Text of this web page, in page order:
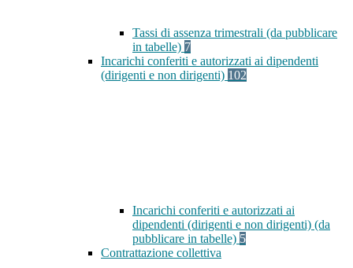
Tassi di assenza trimestrali (da pubblicare
in tabelle) 7
Incarichi conferiti e autorizzati ai dipendenti
(dirigenti e non dirigenti) 102
Incarichi conferiti e autorizzati ai
dipendenti (dirigenti e non dirigenti) (da
pubblicare in tabelle) 5
Contrattazione collettiva